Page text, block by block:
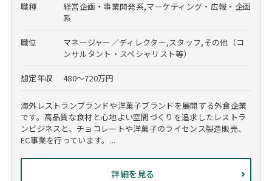
職種
経営企画・事業開発系,マーケティング・広報・企画
系
職位
マネージャー／ディレクター,スタッフ,その他（コ
ンサルタント・スペシャリスト等）
想定年収 480～720万円
海外レストランブランドや洋菓子ブランドを展開する外食企業
です。高品質な食材と心地よい空間づくりを追求したレストラ
ンビジネスと、チョコレートや洋菓子のライセンス製造販売、
EC事業を行っています。...
詳細を見る